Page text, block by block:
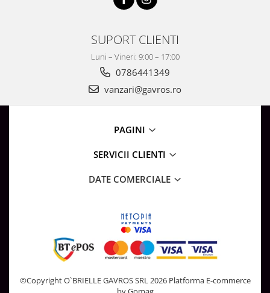
SUPORT CLIENTI
Luni – Vineri: 9:00 – 17:00
0786441349
vanzari@gavros.ro
PAGINI
SERVICII CLIENTI
DATE COMERCIALE
©Copyright O`BRIELLE GAVROS SRL 2026 Platforma E-commerce